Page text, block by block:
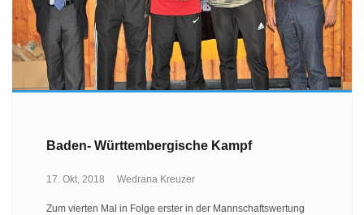
Baden- Württembergische Kampf
17. Okt, 2018 Wedrana Kreuzer
Zum vierten Mal in Folge erster in der Mannschaftswertung